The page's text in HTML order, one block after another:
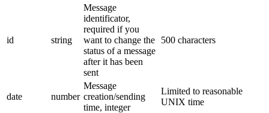
id string
Message
identificator,
required if you
want to change the
status of a message
after it has been
sent
500 characters
date number
Message
creation/sending
time, integer
Limited to reasonable
UNIX time